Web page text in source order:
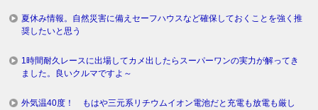
夏休み情報。自然災害に備えセーフハウスなど確保しておくことを強く推
奨したいと思う
1時間耐久レースに出場してカメ出したらスーパーワンの実力が解ってき
ました。良いクルマですよ～
外気温40度！ もはや三元系リチウムイオン電池だと充電も放電も厳し